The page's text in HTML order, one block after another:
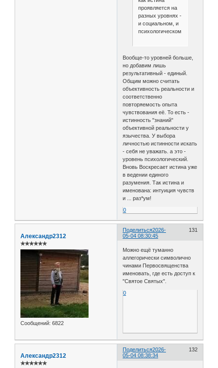
проявляется на
разных уровнях -
и социальном, и
психологическом.
Вообще-то уровней больше,
но добавим лишь
результативный - единый.
Общим можно считать
объективность реальности и
соответственно
повторяемость опыта
чувствования её. То есть -
истинность "знаний"
объективной реальности у
язычества. У выбора
личностью истинности искать
- себя не уважать. а это -
уровень психологический.
Вновь Воскресает истина уже
в ведении единого
разумения. Так истина и
именована: интуиция чувств
и ... раз*ум!
0
Поделиться 131
2026-
05-04 08:30:45
Александр2312
✯✯✯✯✯✯
Сообщений: 6822
Можно ещё туманно
аллегорически символично
чинами Первосвященства
именовать, где есть доступ к
"Святое Святых".
0
Поделиться 132
2026-
05-04 08:38:34
Александр2312
✯✯✯✯✯✯